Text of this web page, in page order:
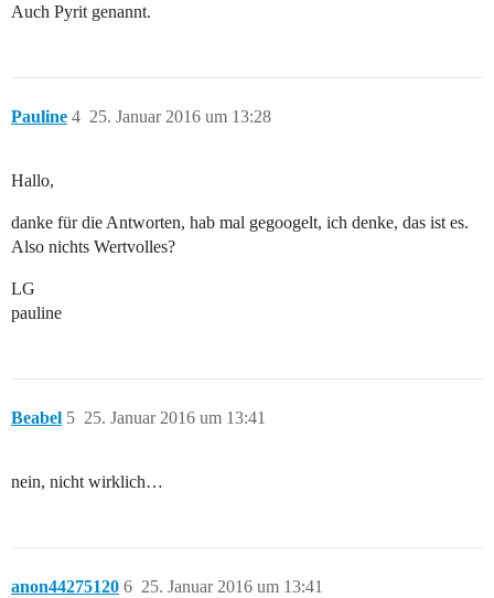
Auch Pyrit genannt.
Pauline 25. Januar 2016 um 13:28
4
Hallo,
danke für die Antworten, hab mal gegoogelt, ich denke, das ist es.
Also nichts Wertvolles?
LG
pauline
Beabel 25. Januar 2016 um 13:41
5
nein, nicht wirklich…
anon44275120 25. Januar 2016 um 13:41
6